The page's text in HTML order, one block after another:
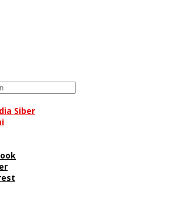
Siber